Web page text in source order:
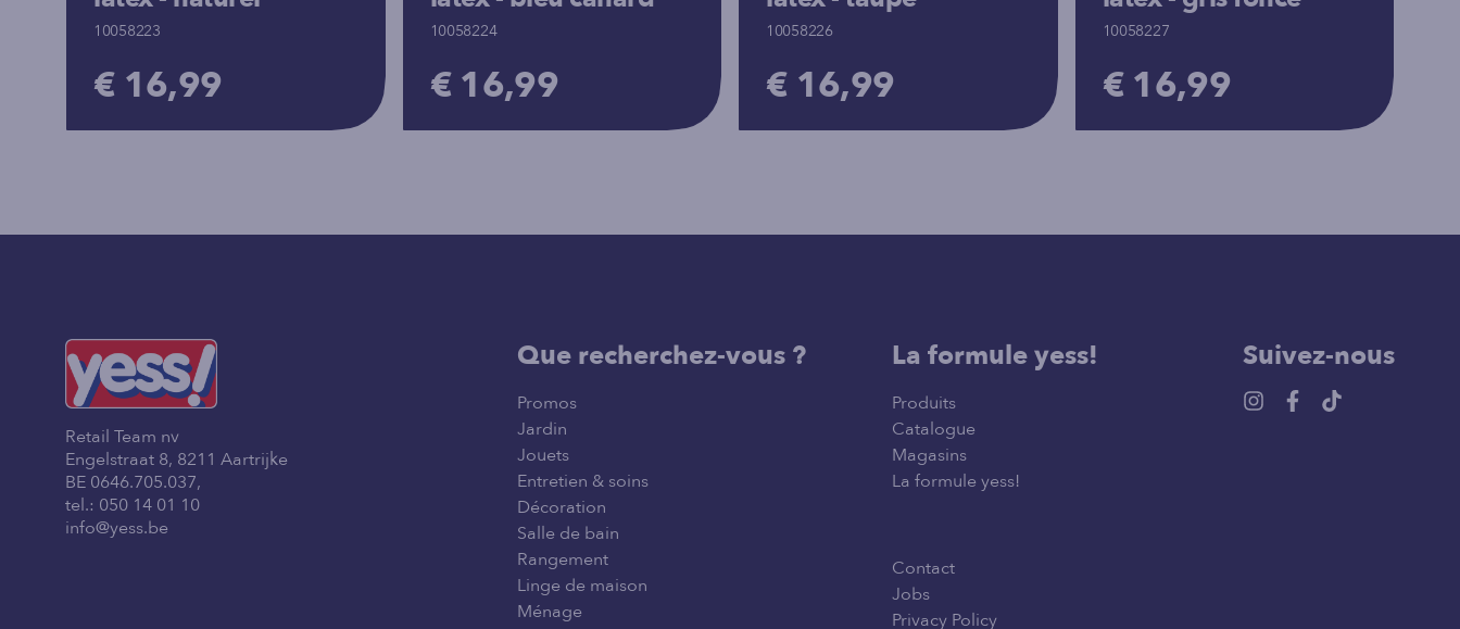
10058223
€ 16,99
10058224
€ 16,99
10058226
€ 16,99
10058227
€ 16,99
Retail Team nv
Engelstraat 8, 8211 Aartrijke
BE 0646.705.037,
tel.: 050 14 01 10
info@yess.be
Que recherchez-vous ?
Promos
Jardin
Jouets
Entretien & soins
Décoration
Salle de bain
Rangement
Linge de maison
Ménage
La formule yess!
Produits
Catalogue
Magasins
La formule yess!
Contact
Jobs
Privacy Policy
Suivez-nous